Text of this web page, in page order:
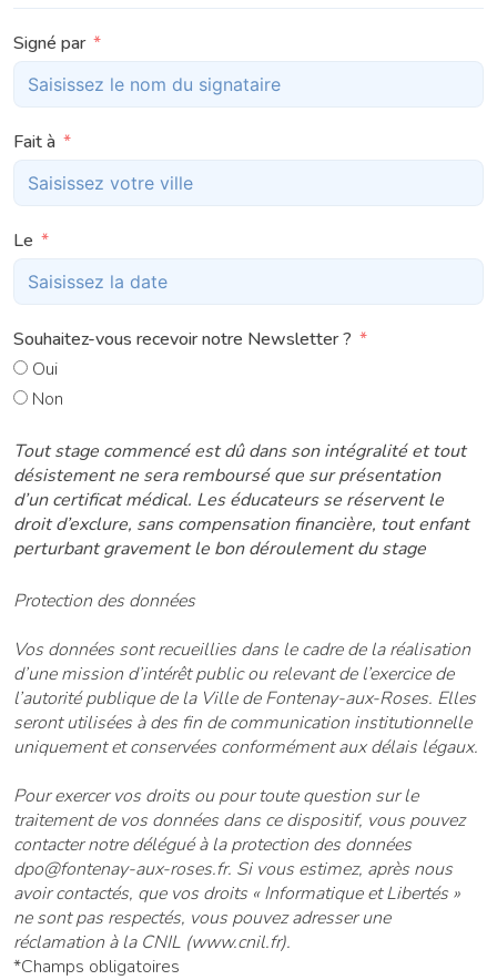
Signé par
Fait à
Le
Souhaitez-vous recevoir notre Newsletter ?
Oui
Non
Tout stage commencé est dû dans son intégralité et tout
désistement ne sera remboursé que sur présentation
d’un certificat médical. Les éducateurs se réservent le
droit d’exclure, sans compensation financière, tout enfant
perturbant gravement le bon déroulement du stage
Protection des données
Vos données sont recueillies dans le cadre de la réalisation
d’une mission d’intérêt public ou relevant de l’exercice de
l’autorité publique de la Ville de Fontenay-aux-Roses. Elles
seront utilisées à des fin de communication institutionnelle
uniquement et conservées conformément aux délais légaux.
Pour exercer vos droits ou pour toute question sur le
traitement de vos données dans ce dispositif, vous pouvez
contacter notre délégué à la protection des données
dpo@fontenay-aux-roses.fr. Si vous estimez, après nous
avoir contactés, que vos droits « Informatique et Libertés »
ne sont pas respectés, vous pouvez adresser une
réclamation à la CNIL (www.cnil.fr).
*Champs obligatoires